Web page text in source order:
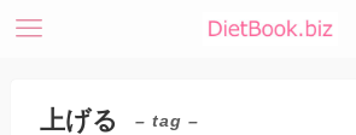
上げる – tag –